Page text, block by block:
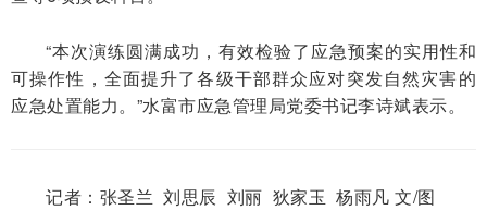
“本次演练圆满成功，有效检验了应急预案的实用性和
可操作性，全面提升了各级干部群众应对突发自然灾害的
应急处置能力。”水富市应急管理局党委书记李诗斌表示。
记者：张圣兰 刘思辰 刘丽 狄家玉 杨雨凡 文/图